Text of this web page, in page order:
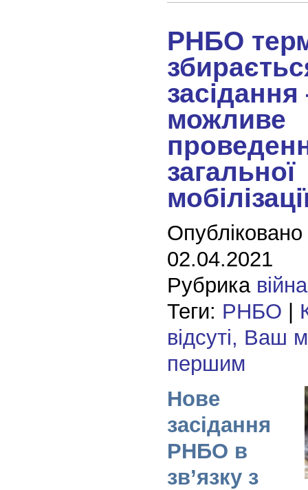
РНБО
можливе
загальної
02.04.2021
Рубрика війна
Теги: РНБО
відсуті, Ваш
першим
Нове
засідання
РНБО в
зв’язку з